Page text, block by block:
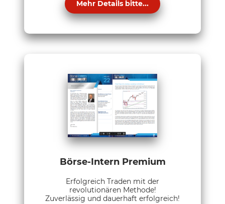
Mehr Details bitte...
Börse-Intern Premium
Erfolgreich Traden mit der
revolutionären Methode!
Zuverlässig und dauerhaft erfolgreich!